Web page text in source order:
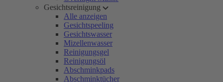
Gesichtsreinigung
Alle anzeigen
Gesichtspeeling
Gesichtswasser
Mizellenwasser
Reinigungsgel
Reinigungsöl
Abschminkpads
Abschminktücher